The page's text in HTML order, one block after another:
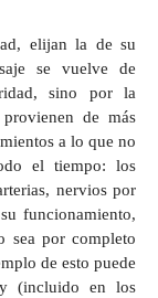
elijan la de su
se vuelve de
sino por la
de más
a lo que no
el tiempo: los
nervios por
funcionamiento,
sea por completo
de esto puede
(incluido en los